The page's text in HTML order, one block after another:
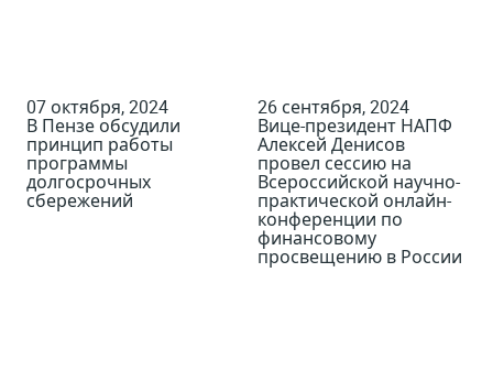
07 октября, 2024
В Пензе обсудили
принцип работы
программы
долгосрочных
сбережений
26 сентября, 2024
Вице-президент НАПФ
Алексей Денисов
провел сессию на
Всероссийской научно-
практической онлайн-
конференции по
финансовому
просвещению в России